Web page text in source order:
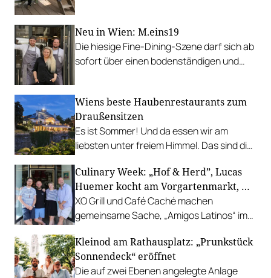
Neu in Wien: M.eins19
Die hiesige Fine-Dining-Szene darf sich ab
sofort über einen bodenständigen und
Wiens beste Haubenrestaurants zum
Draußensitzen
Es ist Sommer! Und da essen wir am
liebsten unter freiem Himmel. Das sind die
Gastgarten.
Culinary Week: „Hof & Herd”, Lucas
Huemer kocht am Vorgartenmarkt, …
XO Grill und Café Caché machen
gemeinsame Sache, „Amigos Latinos“ im
Richard Rauch kocht in der Riederalm
u.v.m.
Kleinod am Rathausplatz: „Prunkstück
Sonnendeck“ eröffnet
Die auf zwei Ebenen angelegte Anlage